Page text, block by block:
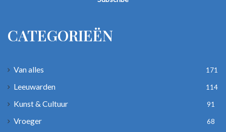
CATEGORIEËN
Van alles 171
Leeuwarden 114
Kunst & Cultuur 91
Vroeger 68